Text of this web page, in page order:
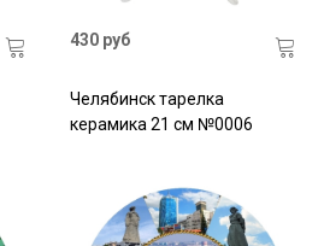
430 руб
Челябинск тарелка
керамика 21 см №0006